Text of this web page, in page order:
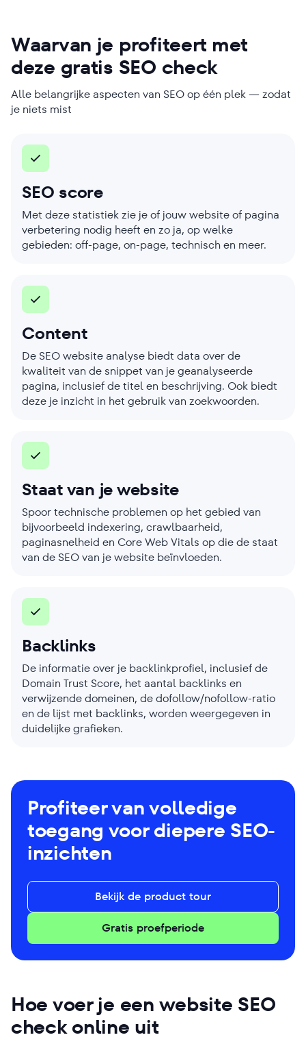
Waarvan je profiteert met
deze gratis SEO check
Alle belangrijke aspecten van SEO op één plek — zodat
je niets mist
SEO score
Met deze statistiek zie je of jouw website of pagina
verbetering nodig heeft en zo ja, op welke
gebieden: off-page, on-page, technisch en meer.
Content
De SEO website analyse biedt data over de
kwaliteit van de snippet van je geanalyseerde
pagina, inclusief de titel en beschrijving. Ook biedt
deze je inzicht in het gebruik van zoekwoorden.
Staat van je website
Spoor technische problemen op het gebied van
bijvoorbeeld indexering, crawlbaarheid,
paginasnelheid en Core Web Vitals op die de staat
van de SEO van je website beïnvloeden.
Backlinks
De informatie over je backlinkprofiel, inclusief de
Domain Trust Score, het aantal backlinks en
verwijzende domeinen, de dofollow/nofollow-ratio
en de lijst met backlinks, worden weergegeven in
duidelijke grafieken.
Profiteer van volledige
toegang voor diepere SEO-
inzichten
Gratis proefperiode
Bekijk de product tour
Hoe voer je een website SEO
check online uit